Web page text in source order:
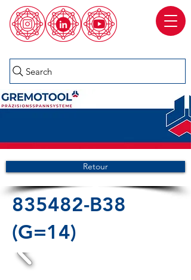
Search
Retour
835482-B38
(G=14)